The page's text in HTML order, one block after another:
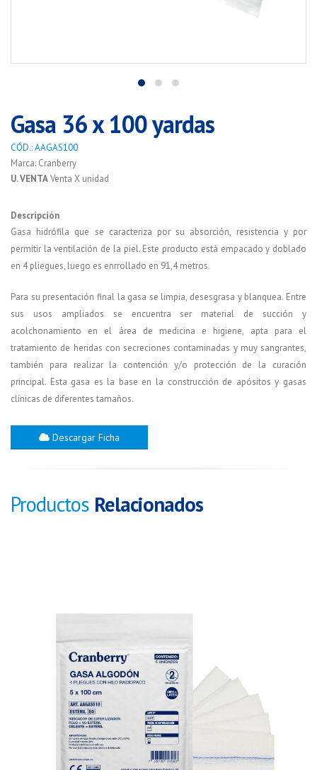
Gasa 36 x 100 yardas
CÓD.: AAGAS100
Marca: Cranberry
U. VENTAVenta X unidad
Descripción
Gasa hidrófila que se caracteriza por su absorción, resistencia y por
permitir la ventilación de la piel. Este producto está empacado y doblado
en 4 pliegues, luego es enrrollado en 91,4 metros.
Para su presentación final la gasa se limpia, desesgrasa y blanquea. Entre
sus usos ampliados se encuentra ser material de succión y
acolchonamiento en el área de medicina e higiene, apta para el
tratamiento de heridas con secreciones contaminadas y muy sangrantes,
también para realizar la contención y/o protección de la curación
principal. Esta gasa es la base en la construcción de apósitos y gasas
clínicas de diferentes tamaños.
Descargar Ficha
Productos Relacionados